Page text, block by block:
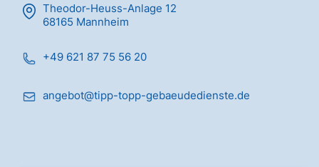
Theodor-Heuss-Anlage 12
68165 Mannheim
+49 621 87 75 56 20
angebot@tipp-topp-gebaeudedienste.de